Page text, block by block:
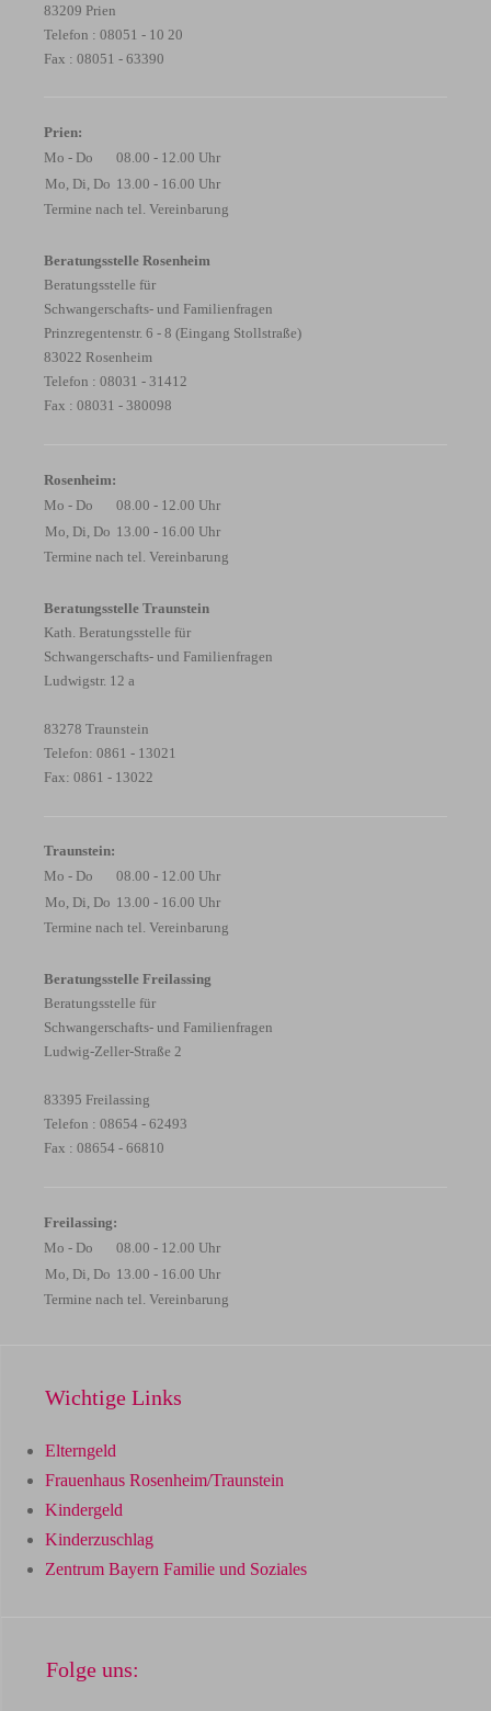
83209 Prien
Telefon : 08051 - 10 20
Fax : 08051 - 63390
Prien:
Mo - Do
08.00 - 12.00 Uhr
Mo, Di, Do 13.00 - 16.00 Uhr
Termine nach tel. Vereinbarung
Beratungsstelle Rosenheim
Beratungsstelle für
Schwangerschafts- und Familienfragen
Prinzregentenstr. 6 - 8 (Eingang Stollstraße)
83022 Rosenheim
Telefon : 08031 - 31412
Fax : 08031 - 380098
Rosenheim:
Mo - Do
08.00 - 12.00 Uhr
Mo, Di, Do 13.00 - 16.00 Uhr
Termine nach tel. Vereinbarung
Beratungsstelle Traunstein
Kath. Beratungsstelle für
Schwangerschafts- und Familienfragen
Ludwigstr. 12 a
83278 Traunstein
Telefon: 0861 - 13021
Fax: 0861 - 13022
Traunstein:
Mo - Do
08.00 - 12.00 Uhr
Mo, Di, Do 13.00 - 16.00 Uhr
Termine nach tel. Vereinbarung
Beratungsstelle Freilassing
Beratungsstelle für
Schwangerschafts- und Familienfragen
Ludwig-Zeller-Straße 2
83395 Freilassing
Telefon : 08654 - 62493
Fax : 08654 - 66810
Freilassing:
Mo - Do
08.00 - 12.00 Uhr
Mo, Di, Do 13.00 - 16.00 Uhr
Termine nach tel. Vereinbarung
Wichtige Links
Elterngeld
Frauenhaus Rosenheim/Traunstein
Kindergeld
Kinderzuschlag
Zentrum Bayern Familie und Soziales
Folge uns: